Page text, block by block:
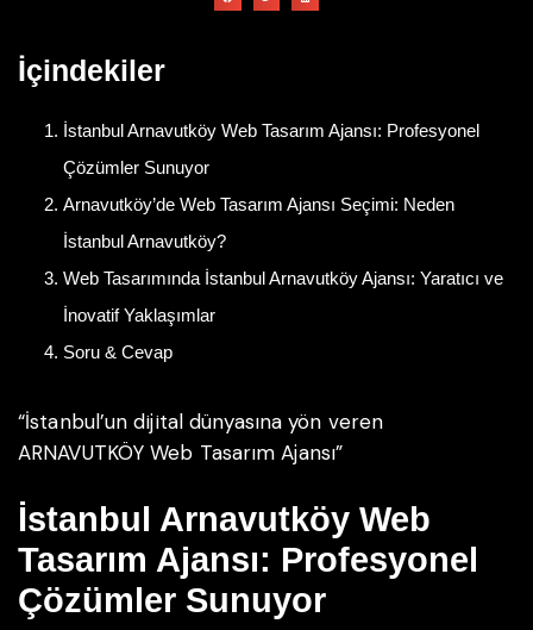
İçindekiler
İstanbul Arnavutköy Web Tasarım Ajansı: Profesyonel
Çözümler Sunuyor
Arnavutköy’de Web Tasarım Ajansı Seçimi: Neden
İstanbul Arnavutköy?
Web Tasarımında İstanbul Arnavutköy Ajansı: Yaratıcı ve
İnovatif Yaklaşımlar
Soru & Cevap
“İstanbul’un dijital dünyasına yön veren
ARNAVUTKÖY Web Tasarım Ajansı”
İstanbul Arnavutköy Web
Tasarım Ajansı: Profesyonel
Çözümler Sunuyor